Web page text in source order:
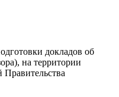
докладов об
на территории